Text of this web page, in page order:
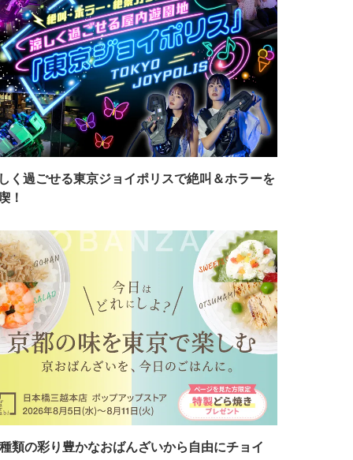
く過ごせる東京ジョイポリスで絶叫＆ホラーを
！
類の彩り豊かなおばんざいから自由にチョイ